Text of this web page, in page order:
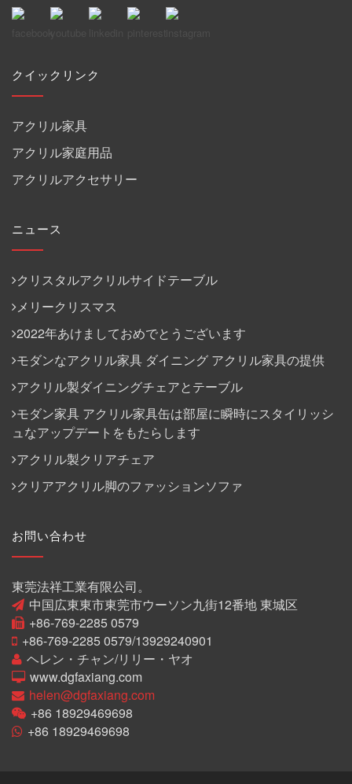
クイックリンク
アクリル家具
アクリル家庭用品
アクリルアクセサリー
ニュース
クリスタルアクリルサイドテーブル
メリークリスマス
2022年あけましておめでとうございます
モダンなアクリル家具 ダイニング アクリル家具の提供
アクリル製ダイニングチェアとテーブル
モダン家具 アクリル家具缶は部屋に瞬時にスタイリッシ
ュなアップデートをもたらします
アクリル製クリアチェア
クリアアクリル脚のファッションソファ
お問い合わせ
東莞法祥工業有限公司。
中国広東東市東莞市ウーソン九街12番地 東城区
+86-769-2285 0579
+86-769-2285 0579/13929240901
ヘレン・チャン/リリー・ヤオ
www.dgfaxiang.com
helen@dgfaxiang.com
+86 18929469698
+86 18929469698